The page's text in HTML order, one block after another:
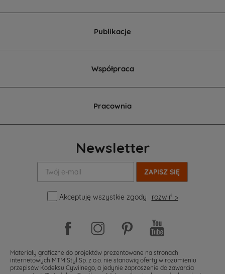
Publikacje
Współpraca
Pracownia
Newsletter
mail:
Akceptuję wszystkie zgody
rozwiń >
Materiały graficzne do projektów prezentowane na stronach
internetowych MTM Styl Sp. z o.o. nie stanowią oferty w rozumieniu
przepisów Kodeksu Cywilnego, a jedynie zaproszenie do zawarcia